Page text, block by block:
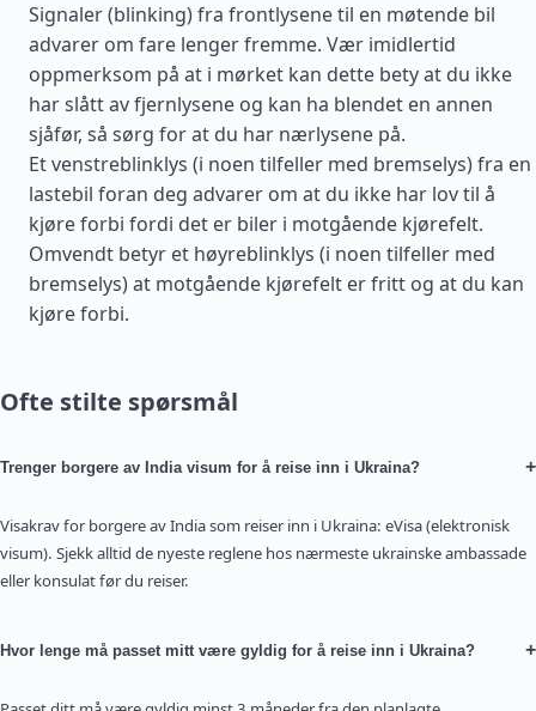
Signaler (blinking) fra frontlysene til en møtende bil
advarer om fare lenger fremme. Vær imidlertid
oppmerksom på at i mørket kan dette bety at du ikke
har slått av fjernlysene og kan ha blendet en annen
sjåfør, så sørg for at du har nærlysene på.
Et venstreblinklys (i noen tilfeller med bremselys) fra en
lastebil foran deg advarer om at du ikke har lov til å
kjøre forbi fordi det er biler i motgående kjørefelt.
Omvendt betyr et høyreblinklys (i noen tilfeller med
bremselys) at motgående kjørefelt er fritt og at du kan
kjøre forbi.
Ofte stilte spørsmål
Trenger borgere av India visum for å reise inn i Ukraina? +
Visakrav for borgere av India som reiser inn i Ukraina: eVisa (elektronisk
visum). Sjekk alltid de nyeste reglene hos nærmeste ukrainske ambassade
eller konsulat før du reiser.
Hvor lenge må passet mitt være gyldig for å reise inn i Ukraina? +